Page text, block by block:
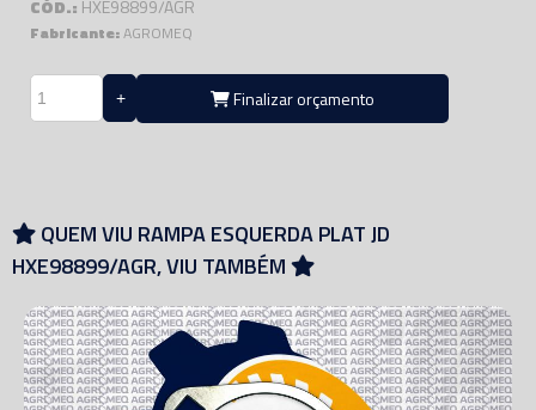
CÓD.: HXE98899/AGR
Fabricante:AGROMEQ
Finalizar orçamento
QUEM VIU RAMPA ESQUERDA PLAT JD
HXE98899/AGR, VIU TAMBÉM